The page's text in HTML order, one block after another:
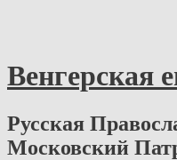
Венгерская
Русская
Московский